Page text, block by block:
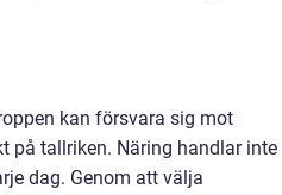
kan försvara sig mot
på tallriken. Näring handlar inte
dag. Genom att välja